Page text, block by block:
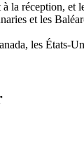
la réception, et
et les
les États-